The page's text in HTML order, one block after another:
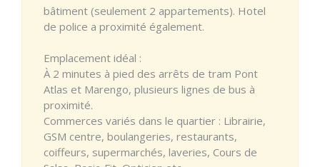
bâtiment (seulement 2 appartements). Hotel
de police a proximité également.
Emplacement idéal :
À 2 minutes à pied des arrêts de tram Pont
Atlas et Marengo, plusieurs lignes de bus à
proximité.
Commerces variés dans le quartier : Librairie,
GSM centre, boulangeries, restaurants,
coiffeurs, supermarchés, laveries, Cours de